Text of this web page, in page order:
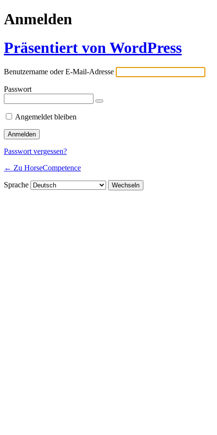
Anmelden
Präsentiert von WordPress
Benutzername oder E-Mail-Adresse
Passwort
Angemeldet bleiben
Passwort vergessen?
← Zu HorseCompetence
Sprache